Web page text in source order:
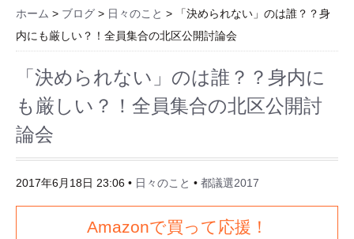
ホーム > ブログ > 日々のこと > 「決められない」のは誰？？身
内にも厳しい？！全員集合の北区公開討論会
「決められない」のは誰？？身内に
も厳しい？！全員集合の北区公開討
論会
2017年6月18日 23:06 • 日々のこと • 都議選2017
Amazonで買って応援！